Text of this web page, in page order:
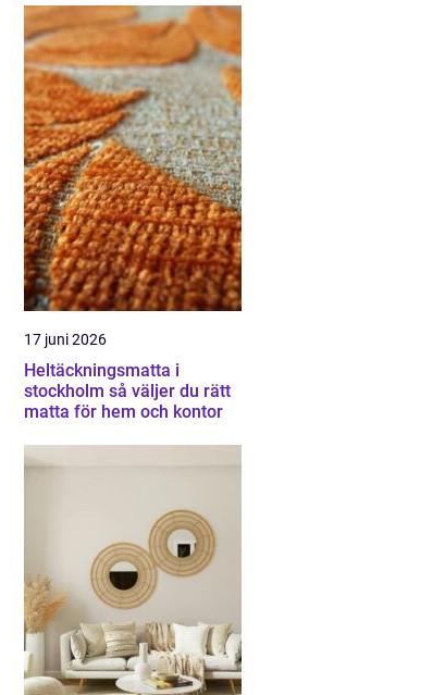
17 juni 2026
Heltäckningsmatta i
stockholm så väljer du rätt
matta för hem och kontor